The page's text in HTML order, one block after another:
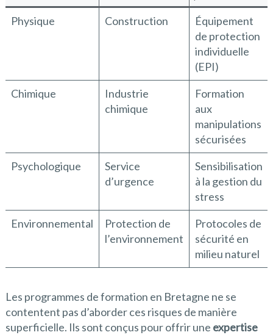
Physique Construction
Équipement
de protection
individuelle
(EPI)
Chimique
Industrie
chimique
Formation
aux
manipulations
sécurisées
Psychologique
Service
d’urgence
Sensibilisation
à la gestion du
stress
Environnemental
Protection de
l’environnement
Protocoles de
sécurité en
milieu naturel
Les programmes de formation en Bretagne ne se
contentent pas d’aborder ces risques de manière
superficielle. Ils sont conçus pour offrir une expertise